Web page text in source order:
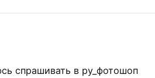
спрашивать в ру_фотошоп